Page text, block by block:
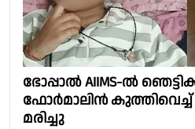
ഭോപ്പാല്‍ AIIMS-ല്‍
ഫോര്‍മാലിന്‍
മരിച്ചു